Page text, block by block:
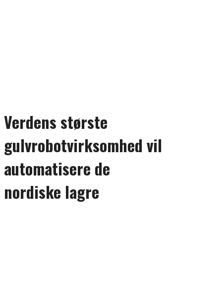
Verdens største
gulvrobotvirksomhed vil
automatisere de
nordiske lagre